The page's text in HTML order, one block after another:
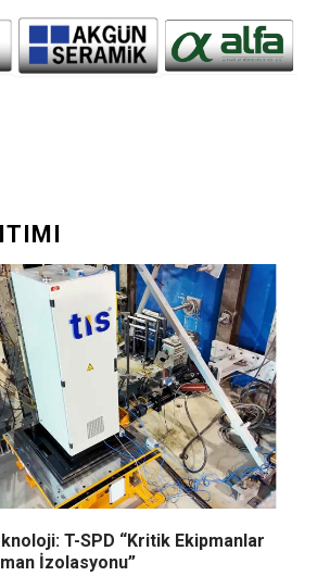
T-SPD “Kritik Ekipmanlar
İzolasyonu”